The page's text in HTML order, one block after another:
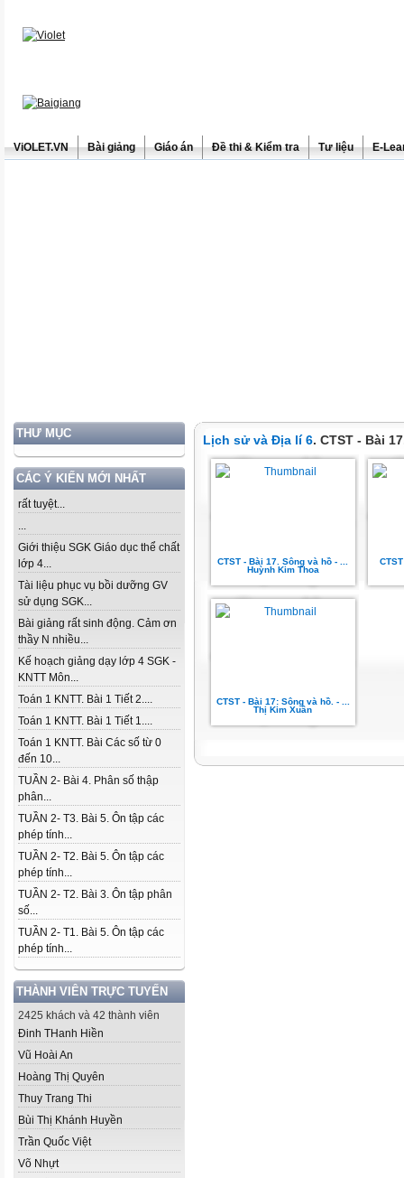
ViOLET.VN Bài giảng Giáo án Đề thi & Kiểm tra Tư liệu E-
THƯ MỤC
CÁC Ý KIẾN MỚI NHẤT
rất tuyệt...
...
Giới thiệu SGK Giáo dục thể chất
lớp 4...
Tài liệu phục vụ bồi dưỡng GV
sử dụng SGK...
Bài giảng rất sinh động. Cảm ơn
thầy N nhiều...
Kế hoạch giảng dạy lớp 4 SGK -
KNTT Môn...
Toán 1 KNTT. Bài 1 Tiết 2....
Toán 1 KNTT. Bài 1 Tiết 1....
Toán 1 KNTT. Bài Các số từ 0
đến 10...
TUẦN 2- Bài 4. Phân số thập
phân...
TUẦN 2- T3. Bài 5. Ôn tập các
phép tính...
TUẦN 2- T2. Bài 5. Ôn tập các
phép tính...
TUẦN 2- T2. Bài 3. Ôn tập phân
số...
TUẦN 2- T1. Bài 5. Ôn tập các
phép tính...
THÀNH VIÊN TRỰC TUYẾN
2425 khách và 42 thành viên
Đinh THanh Hiền
Vũ Hoài An
Hoàng Thị Quyên
Thuy Trang Thi
Bùi Thị Khánh Huyền
Trần Quốc Việt
Võ Nhựt
Lịch sử và Địa lí 6. CTST - Bài
CTST - Bài 17. Sông và hồ - ...
Huỳnh Kim Thoa
CTST - Bài 17: Sông và hồ. - ...
Thị Kim Xuân